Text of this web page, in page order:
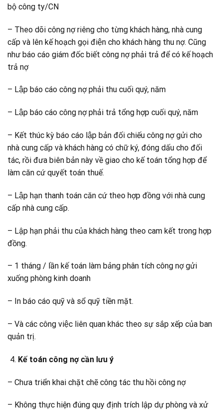
bộ công ty/CN
– Theo dõi công nợ riêng cho từng khách hàng, nhà cung
cấp và lên kế hoạch gọi điện cho khách hàng thu nợ. Cũng
như báo cáo giám đốc biết công nợ phải trả để có kế hoạch
trả nợ
– Lập báo cáo công nợ phải thu cuối quý, năm
– Lập báo cáo công nợ phải trả tổng hợp cuối quý, năm
– Kết thúc kỳ báo cáo lập bản đối chiếu công nợ gửi cho
nhà cung cấp và khách hàng có chữ ký, đóng dấu cho đối
tác, rồi đưa biên bản này về giao cho kế toán tổng hợp để
làm căn cứ quyết toán thuế.
– Lập hạn thanh toán căn cứ theo hợp đồng với nhà cung
cấp nhà cung cấp.
– Lập hạn phải thu của khách hàng theo cam kết trong hợp
đồng.
– 1 tháng / lần kế toán làm bảng phân tích công nợ gửi
xuống phòng kinh doanh
– In báo cáo quỹ và sổ quỹ tiền mặt.
– Và các công việc liên quan khác theo sự sắp xếp của ban
quản trị.
Kế toán công nợ cần lưu ý
– Chưa triển khai chặt chẽ công tác thu hồi công nợ
– Không thực hiện đúng quy định trích lập dự phòng và xử